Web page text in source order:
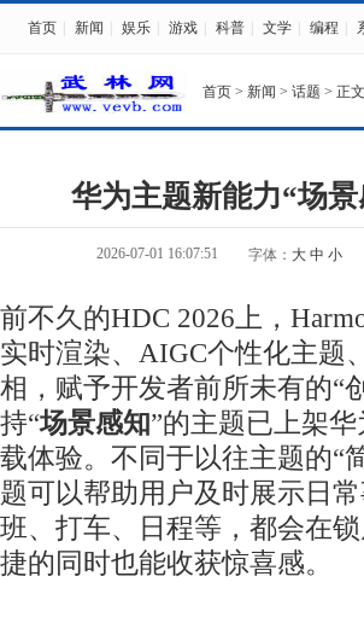
首页 新闻 娱乐 游戏 科普 文学 编程
首页 > 新闻 > 话题 > 正文
华为主题新能力“场
2026-07-01 16:07:51 字体： 大 中 小
前不久的HDC 2026上，
实时渲染、AIGC个性化主题
相，赋予开发者前所未有的“
持“场景感知”的主题已上架
载体验。不同于以往主题的“
题可以帮助用户及时展示日
班、打车、日程等，都会在
捷的同时也能收获惊喜感。